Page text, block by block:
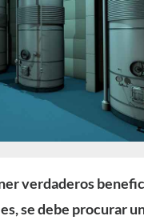
verdaderos
se debe procurar